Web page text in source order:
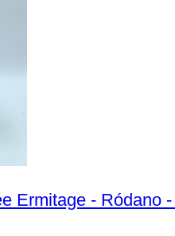
Ermitage - Ródano